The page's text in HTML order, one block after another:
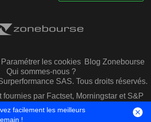
Paramétrer les cookies Blog Zonebourse
Qui sommes-nous ?
SAS. Tous droits réservés.
fournies par Factset, Morningstar et S&P
Capital IQ
facilement les meilleurs
!